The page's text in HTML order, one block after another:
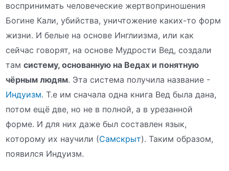
воспринимать человеческие жертвоприношения
Богине Кали, убийства, уничтожение каких-то форм
жизни. И белые на основе Инглиизма, или как
сейчас говорят, на основе Мудрости Вед, создали
тамсистему, основанную на Ведах и понятную
чёрным людям. Эта система получила название -
Индуизм. Т.е им сначала одна книга Вед была дана,
потом ещё две, но не в полной, а в урезанной
форме. И для них даже был составлен язык,
которому их научили (Самскрыт). Таким образом,
появился Индуизм.